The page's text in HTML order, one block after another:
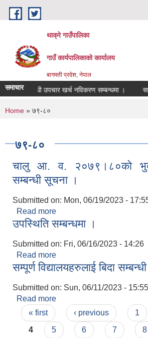
Skip to main content
थाक्रे गाउँपालिका
गाउँ कार्यपालिकाको कार्यालय
बागमती प्रदेश, नेपाल
समाचारऔषधी उपचार खर्च नविकरण सम्बन्धमा ।
You are here
Home » ७९-८०
७९-८०
चालु आ. व. २०७९।८०को
सम्बन्धी सूचना ।
Submitted on: Mon, 06/19/2023 -
Read more
सूचना ।
उपस्थिति सम्बन्धमा ।
Submitted on: Fri, 06/16/2023 - 14:26
Read more
सम्पूर्ण विद्यालयहरुलाई बिदा
Submitted on: Sun, 06/11/2023 - 15:55
Read more
Pages
« first ‹ previous 1
4
5 6 7 8